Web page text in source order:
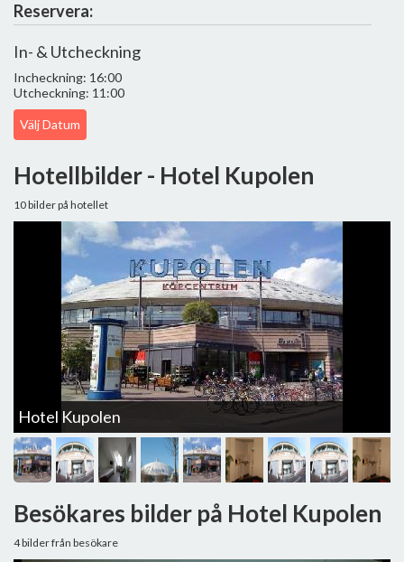
Reservera:
In- & Utcheckning
Incheckning: 16:00
Utcheckning: 11:00
Välj Datum
Hotellbilder - Hotel Kupolen
10 bilder på hotellet
Hotel Kupolen
Besökares bilder på Hotel Kupolen
4 bilder från besökare